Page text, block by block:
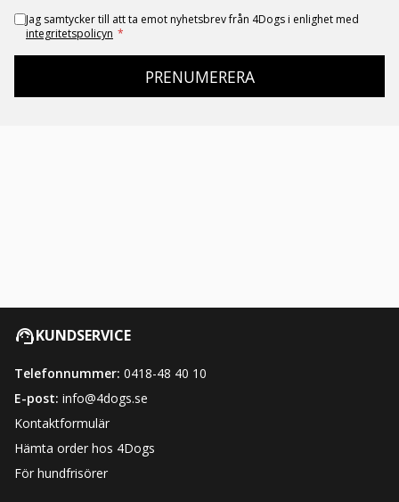
Jag samtycker till att ta emot nyhetsbrev från 4Dogs i enlighet med
integritetspolicyn *
PRENUMERERA
KUNDSERVICE
Telefonnummer: 0418-48 40 10
E-post: info@4dogs.se
Kontaktformulär
Hämta order hos 4Dogs
För hundfrisörer